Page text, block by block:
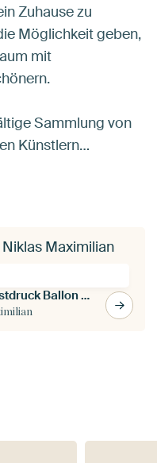
Zuhause zu
Möglichkeit geben,
mit
Sammlung von
Künstlern…
Maximilian
Banksy Poster Print Kunstdruck Ballon Girl